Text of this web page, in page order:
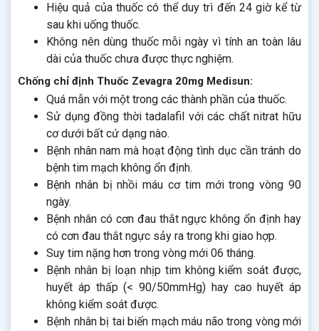
Hiệu quả của thuốc có thể duy trì đến 24 giờ kể từ
sau khi uống thuốc.
Không nên dùng thuốc mỗi ngày vì tính an toàn lâu
dài của thuốc chưa được thực nghiệm.
Chống chỉ định Thuốc Zevagra 20mg Medisun:
Quá mẫn với một trong các thành phần của thuốc.
Sử dụng đồng thời tadalafil với các chất nitrat hữu
cơ dưới bất cứ dạng nào.
Bệnh nhân nam mà hoạt động tình dục cần tránh do
bệnh tim mạch không ổn định.
Bệnh nhân bị nhồi máu cơ tim mới trong vòng 90
ngày.
Bệnh nhân có cơn đau thắt ngực không ổn định hay
có cơn đau thắt ngực sảy ra trong khi giao hợp.
Suy tim nặng hơn trong vòng mới 06 tháng.
Bệnh nhân bị loạn nhịp tim không kiểm soát được,
huyết áp thấp (< 90/50mmHg) hay cao huyết áp
không kiểm soát được.
Bệnh nhân bị tai biến mạch máu não trong vòng mới